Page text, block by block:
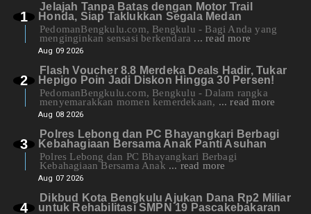
Jelajah Tanpa Batas dengan Motor Trail
Honda, Siap Taklukkan Segala Medan
PedomanBengkulu.com, Bengkulu - Bagi Anda yang
menginginkan sensasi berkendara ... read more
Aug 09 2026
Flash Voucher 8.8 Merdeka Deals Hadir, Tukar
Hepigo Poin Jadi Diskon Hingga 30 Persen!
PedomanBengkulu.com, Bengkulu - Dalam rangka
menyemarakkan momen kemerdekaan, ... read more
Aug 08 2026
Polres Lebong dan PC Bhayangkari Berbagi
Kebahagiaan Bersama Anak Panti Asuhan
Polres Lebong dan PC Bhayangkari Berbagi
Kebahagiaan Bersama Anak ... read more
Aug 07 2026
Dikbud Kota Bengkulu Ajukan Dana Rp2 Miliar
untuk Rehabilitasi SMPN 19 Pascakebakaran